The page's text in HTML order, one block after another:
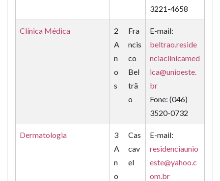
3221-4658
Clínica Médica
2
A
n
o
s
Fra
ncis
co
Bel
trã
o
E-mail:
beltrao.reside
nciaclinicamed
ica@unioeste.
br
Fone: (046)
3520-0732
Dermatologia
3
A
n
o
Cas
cav
el
E-mail:
residenciaunio
este@yahoo.c
om.br